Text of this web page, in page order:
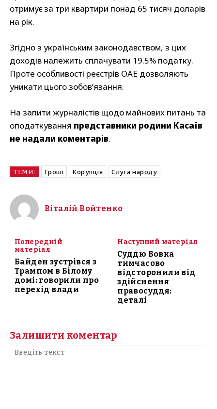
отримує за три квартири понад 65 тисяч доларів
на рік.
Згідно з українським законодавством, з цих
доходів належить сплачувати 19.5% податку.
Проте особливості реєстрів ОАЕ дозволяють
уникати цього зобов’язання.
На запити журналістів щодо майнових питань та
оподаткування представники родини Касаїв
не надали коментарів.
ТЕМИ: Гроші Корупція Слуга народу
Віталій Войтенко
Попередній
матеріал
Байден зустрівся з
Трампом в Білому
домі: говорили про
перехід влади
Наступний матеріал
Суддю Вовка
тимчасово
відсторонили від
здійснення
правосуддя:
деталі
Залишити коментар